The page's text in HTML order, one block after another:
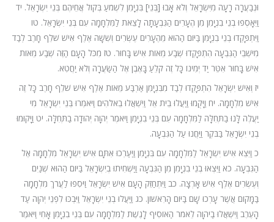
וּנְבַעֲרָה רָעָה מִיִּשְׂרָאֵל וְלֹא אָבוּ [בְּנֵי] בִּנְיָמִן לִשְׁמֹעַ בְּקוֹל אֲחֵיהֶם בְּנֵי יִשְׂרָאֵל. יד
וַיֵּאָסְפוּ בְנֵי בִנְיָמִן מִן הֶעָרִים הַגִּבְעָתָה לָצֵאת לַמִּלְחָמָה עִם בְּנֵי יִשְׂרָאֵל. טו
וַיִּתְפָּקְדוּ בְנֵי בִנְיָמִן בַּיּוֹם הַהוּא מֵהֶעָרִים עֶשְׂרִים וְשִׁשָּׁה אֶלֶף אִישׁ שֹׁלֵף חָרֶב לְבַד
מִיֹּשְׁבֵי הַגִּבְעָה הִתְפָּקְדוּ שְׁבַע מֵאוֹת אִישׁ בָּחוּר. טז מִכֹּל הָעָם הַזֶּה שְׁבַע מֵאוֹת
אִישׁ בָּחוּר אִטֵּר יַד יְמִינוֹ כָּל זֶה קֹלֵעַ בָּאֶבֶן אֶל הַשַּׂעֲרָה וְלֹא יַחֲטִא.
יז וְאִישׁ יִשְׂרָאֵל הִתְפָּקְדוּ לְבַד מִבִּנְיָמִן אַרְבַּע מֵאוֹת אֶלֶף אִישׁ שֹׁלֵף חָרֶב כָּל זֶה
אִישׁ מִלְחָמָה. יח וַיָּקֻמוּ וַיַּעֲלוּ בֵית אֵל וַיִּשְׁאֲלוּ בֵאלֹהִים וַיֹּאמְרוּ בְּנֵי יִשְׂרָאֵל מִי
יַעֲלֶה לָּנוּ בַתְּחִלָּה לַמִּלְחָמָה עִם בְּנֵי בִנְיָמִן וַיֹּאמֶר יְהוָה יְהוּדָה בַתְּחִלָּה. יט וַיָּקוּמוּ
בְנֵי יִשְׂרָאֵל בַּבֹּקֶר וַיַּחֲנוּ עַל הַגִּבְעָה.
כ וַיֵּצֵא אִישׁ יִשְׂרָאֵל לַמִּלְחָמָה עִם בִּנְיָמִן וַיַּעַרְכוּ אִתָּם אִישׁ יִשְׂרָאֵל מִלְחָמָה אֶל
הַגִּבְעָה. כא וַיֵּצְאוּ בְנֵי בִנְיָמִן מִן הַגִּבְעָה וַיַּשְׁחִיתוּ בְיִשְׂרָאֵל בַּיּוֹם הַהוּא שְׁנַיִם
וְעֶשְׂרִים אֶלֶף אִישׁ אָרְצָה. כב וַיִּתְחַזֵּק הָעָם אִישׁ יִשְׂרָאֵל וַיֹּסִפוּ לַעֲרֹךְ מִלְחָמָה
בַּמָּקוֹם אֲשֶׁר עָרְכוּ שָׁם בַּיּוֹם הָרִאשׁוֹן. כג וַיַּעֲלוּ בְנֵי יִשְׂרָאֵל וַיִּבְכּוּ לִפְנֵי יְהוָה עַד
הָעֶרֶב וַיִּשְׁאֲלוּ בַיהוָה לֵאמֹר הַאוֹסִיף לָגֶשֶׁת לַמִּלְחָמָה עִם בְּנֵי בִנְיָמִן אָחִי וַיֹּאמֶר